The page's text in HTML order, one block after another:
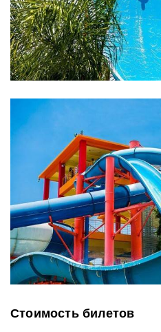
Стоимость билетов